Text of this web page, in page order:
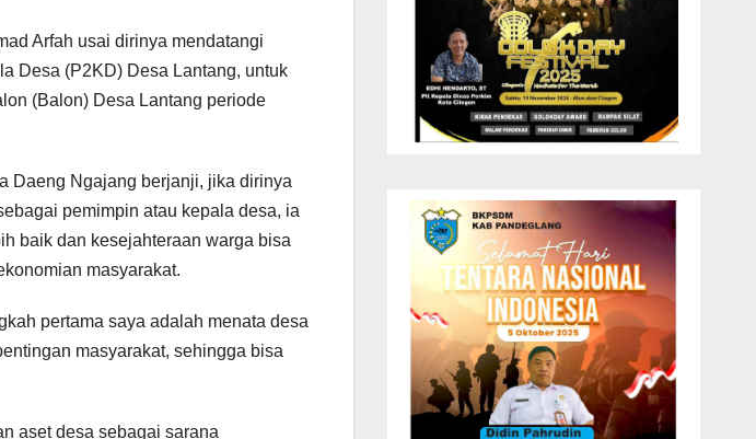
Arfah usai dirinya mendatangi
Desa (P2KD) Desa Lantang, untuk
(Balon) Desa Lantang periode
Daeng Ngajang berjanji, jika dirinya
pemimpin atau kepala desa, ia
baik dan kesejahteraan warga bisa
masyarakat.
pertama saya adalah menata desa
masyarakat, sehingga bisa
aset desa sebagai sarana